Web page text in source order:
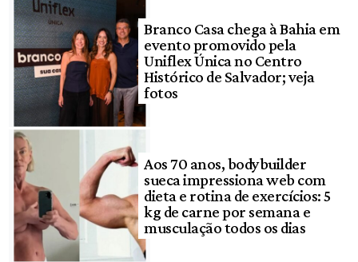
Branco Casa chega à Bahia em
evento promovido pela
Uniflex Única no Centro
Histórico de Salvador; veja
fotos
Aos 70 anos, bodybuilder
sueca impressiona web com
dieta e rotina de exercícios: 5
kg de carne por semana e
musculação todos os dias